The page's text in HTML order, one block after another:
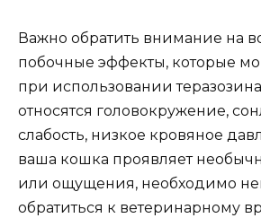
Важно обратить внимание на
побочные эффекты, которые
при использовании
относятся головокружение,
слабость, низкое кровяное
ваша кошка проявляет
или ощущения, необходимо
обратиться к ветеринарному